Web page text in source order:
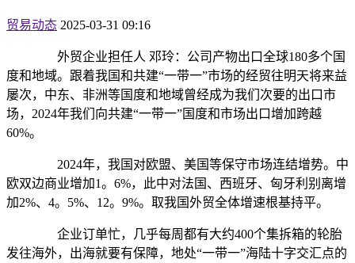
贸易动态 2025-03-31 09:16
外贸企业担任人 邓玲：公司产物出口全球180多个国
度和地域。跟着我国和共建“一带一”市场的经贸往明天将来益
屡次，中东、非洲等国度和地域曾经成为我们次要的出口市
场，2024年我们向共建“一带一”国度和市场出口增加跨越
60%。
2024年，我国对欧盟、美国等保守市场连结增势。中
欧双边商业增加1。6%，此中对法国、西班牙、匈牙利别离增
加2%、4。5%、12。9%。取我国外贸全体增速根基持平。
企业订单忙，几乎每周都有大约400个集拆箱的轮胎
发往海外，出海就要有保障，地处“一带一”海陆十字交汇点的